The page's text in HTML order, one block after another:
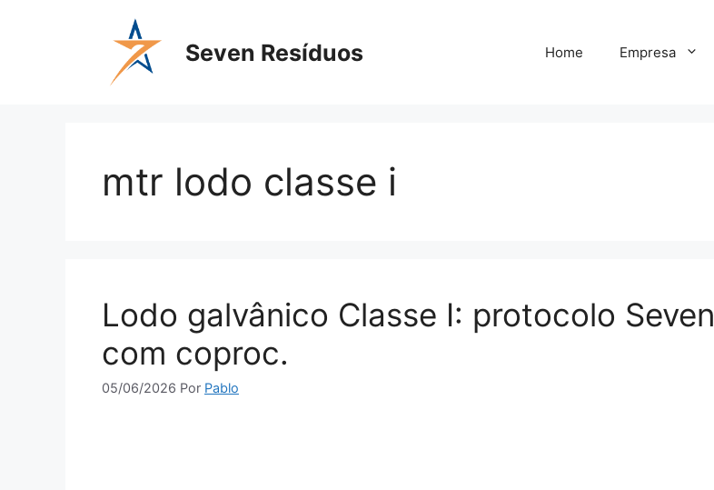
Seven Resíduos Home Empresa
mtr lodo classe i
Lodo galvânico Classe I: protocolo Seven
com coproc.
05/06/2026 Por Pablo